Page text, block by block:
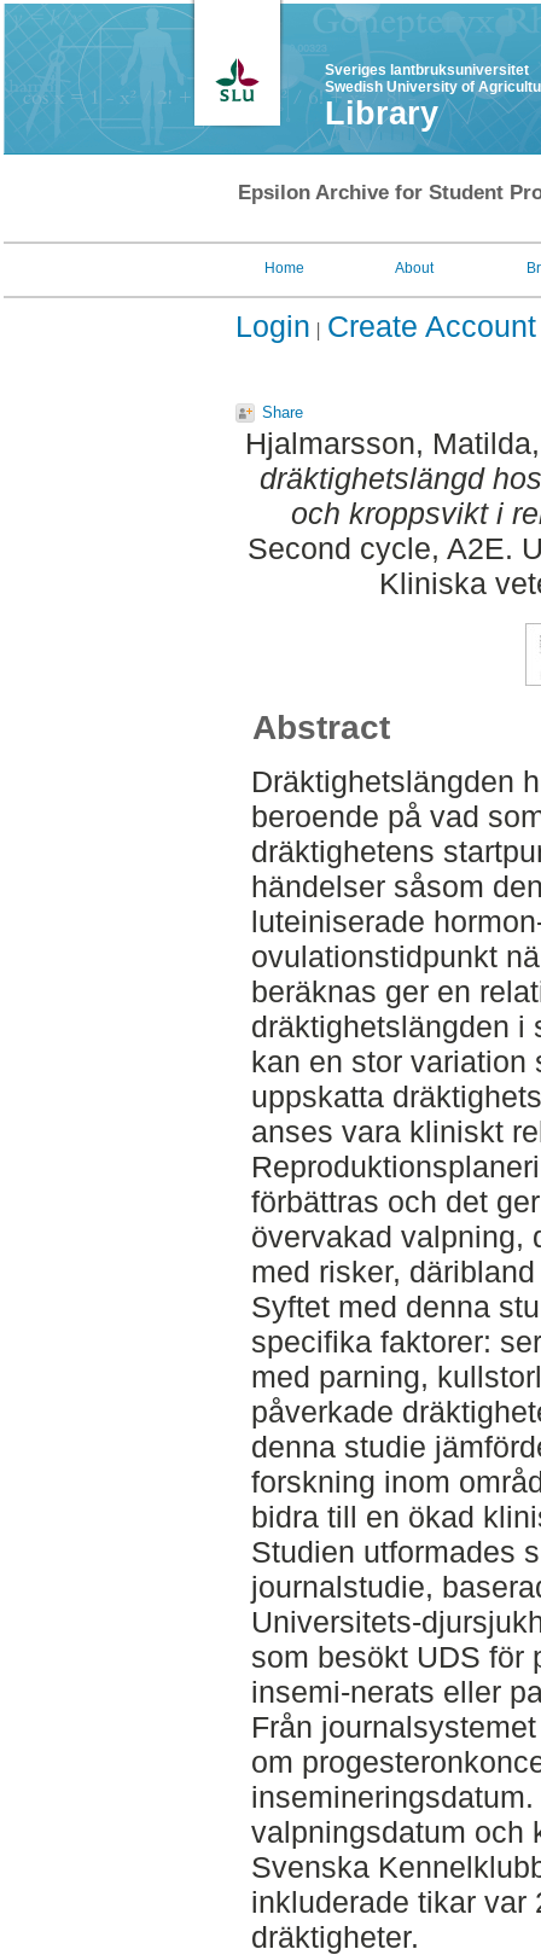
Sveriges lantbruksuniversitet
Swedish University of
Library
Epsilon Archive for Student
Home About
Login Create Account
Share
Hjalmarsson, Matilda
dräktighetslängd
och kroppsvikt i
Second cycle, A2E.
Kliniska
Abstract
Dräktighetslängden
beroende på vad
dräktighetens
händelser såsom
luteiniserade
ovulationstidpunkt
beräknas ger en
dräktighetslängden i
kan en stor variation
uppskatta
anses vara kliniskt
förbättras och det
övervakad valpning,
med risker,
Syftet med denna
specifika faktorer:
med parning,
påverkade
denna studie
forskning inom
bidra till en ökad
Studien utformades
journalstudie,
Universitets-
som besökt UDS för
insemi-nerats eller
Från
om
valpningsdatum och
Svenska
inkluderade tikar var
dräktigheter.